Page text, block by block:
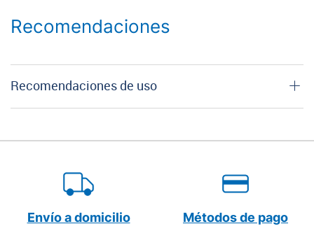
Recomendaciones
Recomendaciones de uso
Envío a domicilio Métodos de pago